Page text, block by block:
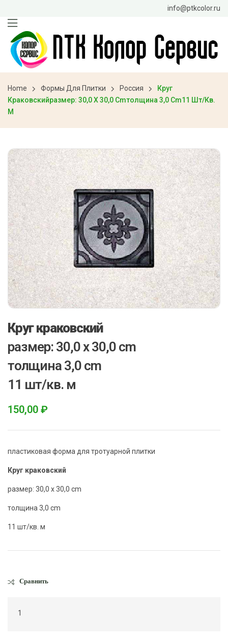
info@ptkcolor.ru
Home Формы Для Плитки Россия
Круг
Краковскийразмер: 30,0 X 30,0 Cmтолщина 3,0 Cm11 Шт/кв.
М
Круг краковский
размер: 30,0 x 30,0 cm
толщина 3,0 cm
11 шт/кв. м
150,00 ₽
пластиковая форма для тротуарной плитки
Круг краковский
размер: 30,0 x 30,0 cm
толщина 3,0 cm
11 шт/кв. м
Сравнить
1